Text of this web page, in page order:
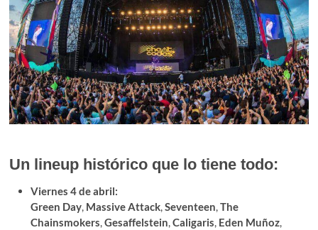
Un lineup histórico que lo tiene todo:
Viernes 4 de abril:
Green Day, Massive Attack,Seventeen,The
Chainsmokers,Gesaffelstein,Caligaris, Eden Muñoz,